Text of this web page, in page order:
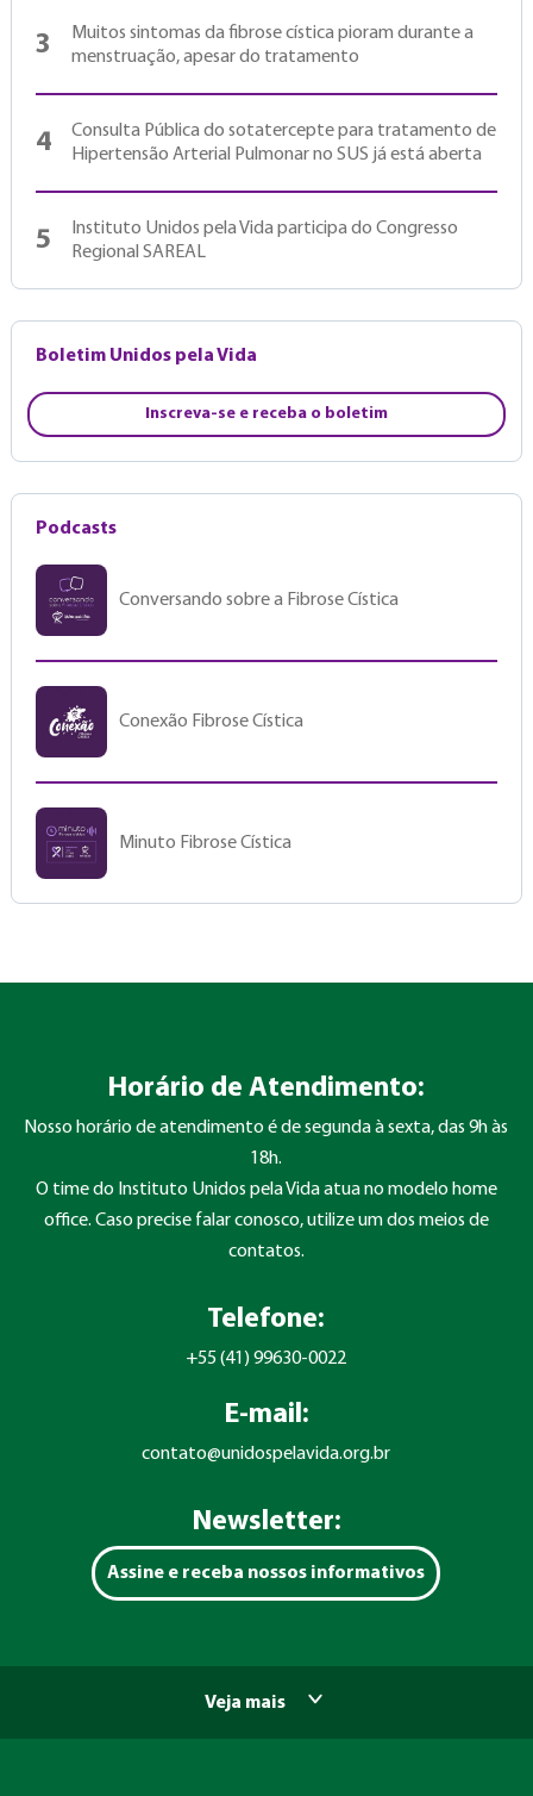
3
Muitos sintomas da fibrose cística pioram durante a
menstruação, apesar do tratamento
4
Consulta Pública do sotatercepte para tratamento de
Hipertensão Arterial Pulmonar no SUS já está aberta
5
Instituto Unidos pela Vida participa do Congresso
Regional SAREAL
Boletim Unidos pela Vida
Inscreva-se e receba o boletim
Podcasts
Conversando sobre a Fibrose Cística
Conexão Fibrose Cística
Minuto Fibrose Cística
Horário de Atendimento:
Nosso horário de atendimento é de segunda à sexta, das 9h às
18h.
O time do Instituto Unidos pela Vida atua no modelo home
office. Caso precise falar conosco, utilize um dos meios de
contatos.
Telefone:
+55 (41) 99630-0022
E-mail:
contato@unidospelavida.org.br
Newsletter:
Assine e receba nossos informativos
Veja mais